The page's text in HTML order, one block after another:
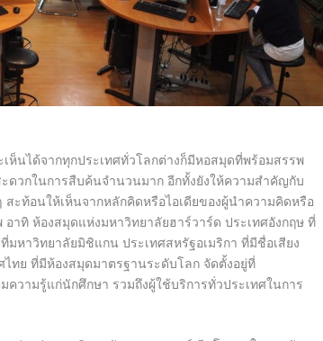
ห็นได้จากทุกประเทศทั่วโลกต่างก็มีหอสมุดที่พร้อมสรรพ
ดวกในการสืบค้นจำนวนมาก อีกทั้งยังให้ความสำคัญกับ
สะท้อนให้เห็นจากหลักคิดหรือไอเดียของผู้นำความคิดหรือ
าทิ ห้องสมุดแห่งมหาวิทยาลัยฮาร์วาร์ด ประเทศอังกฤษ ที่
หาวิทยาลัยมิชิแกน ประเทศสหรัฐอเมริกา ที่มีชื่อเสียง
ทย ที่มีห้องสมุดมาตรฐานระดับโลก จัดตั้งอยู่ที่
วามรู้แก่นักศึกษา รวมถึงผู้ใช้บริการทั่วประเทศในการ